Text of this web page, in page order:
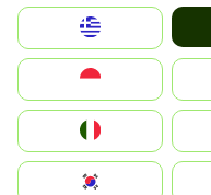
Magyarország
South Korea